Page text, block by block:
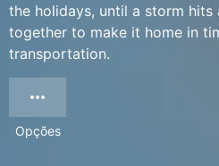
the holidays, until a storm
together to make it home in
transportation.
Opções